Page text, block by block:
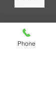
Phone